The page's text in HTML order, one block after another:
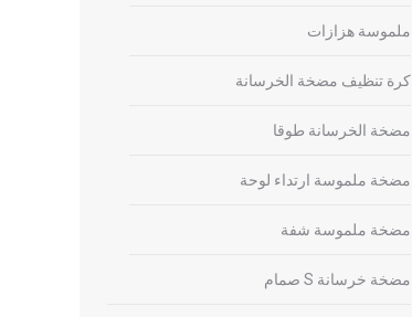
ملموسة هزازات
كرة تنظيف مضخة الخرسانة
مضخة الخرسانة طوقا
مضخة ملموسة ارتداء لوحة
مضخة ملموسة شفة
مضخة خرسانة S صمام